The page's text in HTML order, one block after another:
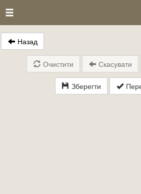
Назад
Зберегти
Очистити Скасувати